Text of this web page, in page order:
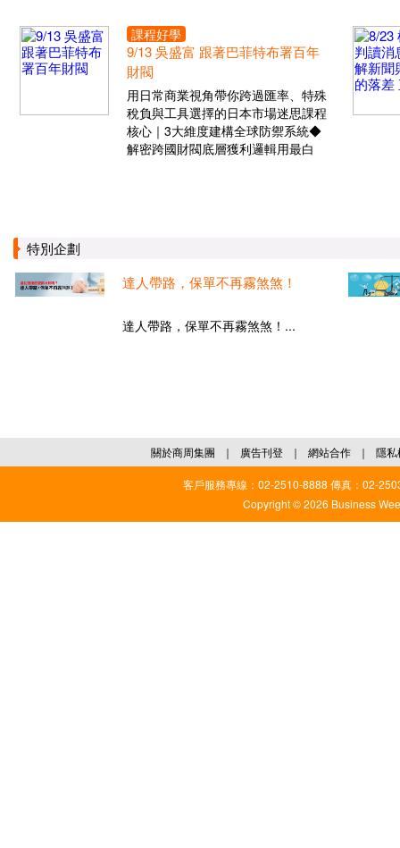
課程好學
9/13 吳盛富 跟著巴菲特布署百年
財閥
用日常商業視角帶你跨過匯率、特殊
稅負與工具選擇的日本市場迷思課程
核心｜3大維度建構全球防禦系統◆
解密跨國財閥底層獲利邏輯用最白
特別企劃
達人帶路，保單不再霧煞煞！
達人帶路，保單不再霧煞煞！...
關於商周集團 ｜ 廣告刊登 ｜ 網站合作 ｜ 隱私
客戶服務專線：02-2510-8888 傳真：02-
Copyright © 2026 Business